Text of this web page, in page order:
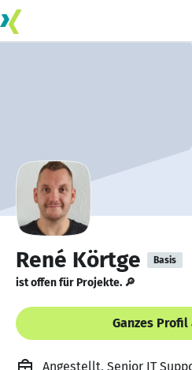
René Körtge Basis
ist offen für Projekte. 🔎
Ganzes Profil
Angestellt, Senior IT